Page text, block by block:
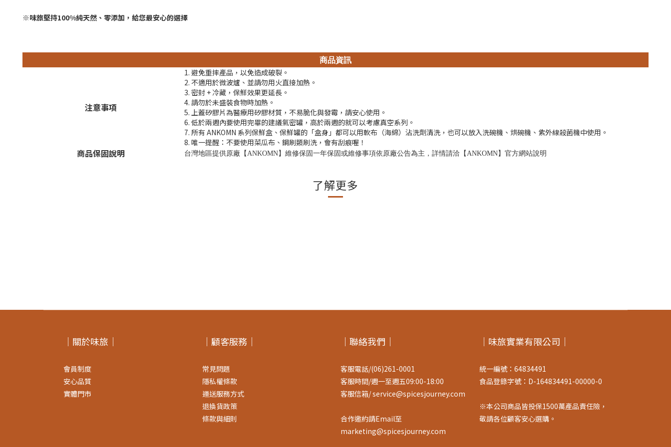
※味旅堅持100%純天然、零添加，給您最安心的選擇
商品資訊
注意事項
1. 避免重摔產品，以免造成破裂。
2. 不適用於微波爐、並請勿用火直接加熱。
3. 密封 + 冷藏，保鮮效果更延長。
4. 請勿於未盛裝食物時加熱。
5. 上蓋矽膠片為醫療用矽膠材質，不易脆化與發霉，請安心使用。
6. 低於兩週內要使用完畢的建議氣密罐，高於兩週的就可以考慮真空系列。
7. 所有 ANKOMN 系列保鮮盒、保鮮罐的「盒身」都可以用軟布（海綿）沾洗劑清洗，也可以放入洗碗機、烘碗機、紫外線殺菌機中使用。
8. 唯一提醒：不要使用菜瓜布、鋼刷類刷洗，會有刮痕喔！
商品保固說明 台灣地區提供原廠【ANKOMN】維修保固一年保固或維修事項依原廠公告為主，詳情請洽【ANKOMN】官方網站說明
了解更多
｜關於味旅｜
會員制度
安心品質
實體門市
｜顧客服務｜
常見問題
隱私權條款
運送服務方式
退換貨政策
條款與細則
｜聯絡我們｜
客服電話/(06)261-0001
客服時間/週一至週五09:00-18:00
客服信箱/ service@spicesjourney.com
合作邀約請Email至
marketing@spicesjourney.com
｜味旅實業有限公司｜
統一編號：64834491
食品登錄字號：D-164834491-00000-0
※本公司商品皆投保1500萬產品責任險，
敬請各位顧客安心選購。